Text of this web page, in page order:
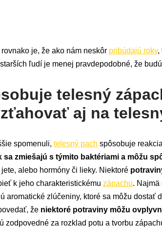
je, že ako nám neskôr pribúdajú roky,
ľudí je menej pravdepodobné, že
telesný
aj na
spomenuli, telesný pach spôsobuje
sa zmiešajú s týmito baktériami a môžu
jete, alebo hormóny či lieky. Niektoré
k jeho charakteristickému zápachu. Najmä
aromatické zlúčeniny, ktoré sa môžu dostať
že niektoré potraviny môžu
zodpovedné za rozklad potu a tvorbu